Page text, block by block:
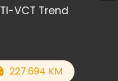
TI-VCT Trend
227.694 KM